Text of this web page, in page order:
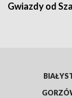
Gwiazdy od